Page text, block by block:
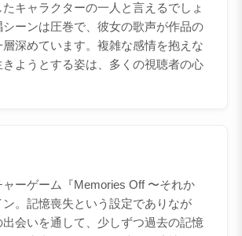
キャラクターの一人と言えるでしょ
シーンは圧巻で、彼女の歌声が作品の
深めています。複雑な感情を抱えな
ようとする姿は、多くの視聴者の心
ーゲーム『Memories Off 〜それか
ン。記憶喪失という設定でありなが
出会いを通して、少しずつ過去の記憶